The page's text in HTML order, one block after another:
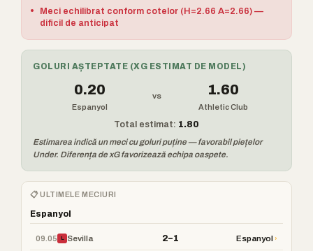
•
Meci echilibrat conform cotelor (H=2.66 A=2.66) —
dificil de anticipat
GOLURI AȘTEPTATE (XG ESTIMAT DE MODEL)
0.20
Espanyol
vs 1.60
Athletic Club
Total estimat: 1.80
Estimarea indică un meci cu goluri puține — favorabil piețelor
Under. Diferența de xG favorizează echipa oaspete.
📋 ULTIMELE MECIURI
Espanyol
09.05 L Sevilla 2–1 Espanyol›